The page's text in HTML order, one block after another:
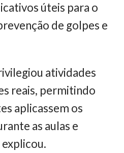
úteis para o
de golpes e
atividades
reais, permitindo
aplicassem os
as aulas e
explicou.